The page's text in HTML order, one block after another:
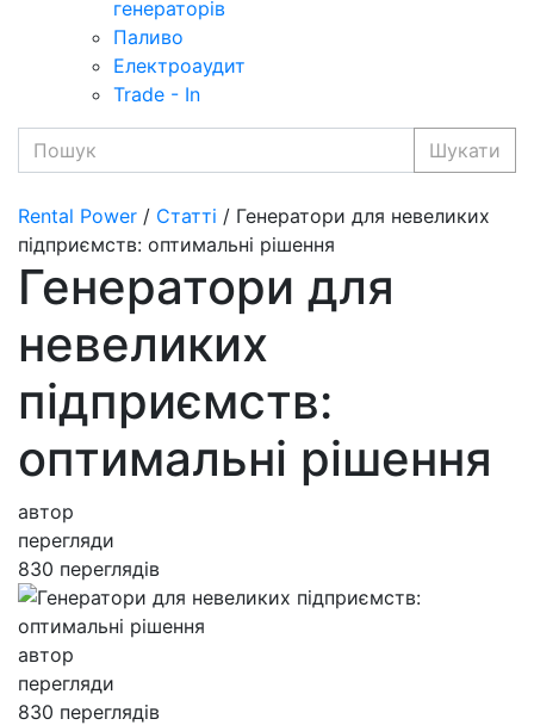
генераторів
Паливо
Електроаудит
Trade - In
Шукати
Rental Power / Статті / Генератори для невеликих
підприємств: оптимальні рішення
Генератори для
невеликих
підприємств:
оптимальні рішення
автор
перегляди
830 переглядів
автор
перегляди
830 переглядів